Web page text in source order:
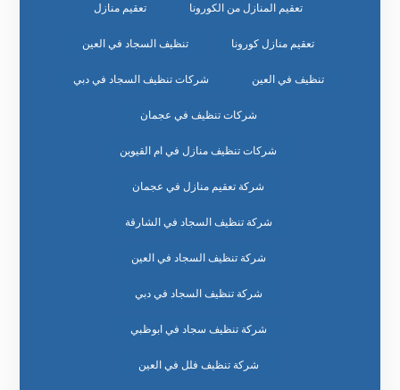
تعقيم المنازل من الكورونا تعقيم منازل
تعقيم منازل كورونا تنظيف السجاد في العين
تنظيف في العين شركات تنظيف السجاد في دبي
شركات تنظيف في عجمان
شركات تنظيف منازل في ام القيوين
شركة تعقيم منازل في عجمان
شركة تنظيف السجاد في الشارقة
شركة تنظيف السجاد في العين
شركة تنظيف السجاد في دبي
شركة تنظيف سجاد في ابوظبي
شركة تنظيف فلل في العين